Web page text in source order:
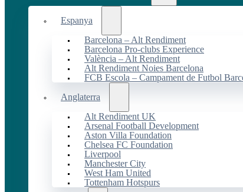
Espanya
Barcelona – Alt Rendiment
Barcelona Pro-clubs Experience
València – Alt Rendiment
Alt Rendiment Noies Barcelona
FCB Escola – Campament de Futbol
Anglaterra
Alt Rendiment UK
Arsenal Football Development
Aston Villa Foundation
Chelsea FC Foundation
Liverpool
Manchester City
West Ham United
Tottenham Hotspurs